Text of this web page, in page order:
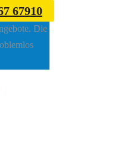
67910
Travelclub
Die